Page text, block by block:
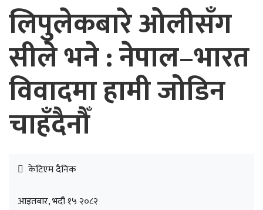
लिपुलेकबारे ओलीसँग
सीले भने : नेपाल–भारत
विवादमा हामी जोडिन
चाहँदैनौँ
केटिएम दैनिक
आइतबार, भदौ १५ २०८२